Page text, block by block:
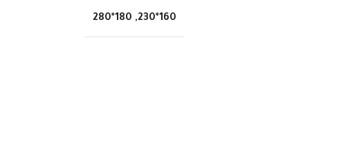
160*230
,
180*280